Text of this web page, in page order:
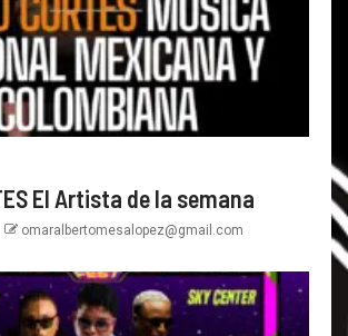
El Artista de la semana
omaralbertomesalopez@gmail.com